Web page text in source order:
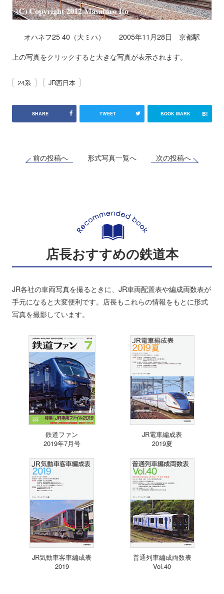
オハネフ25 40（大ミハ） 2005年11月28日 京都駅
上の写真をクリックすると大きな写真が表示されます。
24系 JR西日本
SHARE TWEET BOOK MARK B!
前の投稿へ 形式写真一覧へ 次の投稿へ
店長おすすめの鉄道本
JR各社の車両写真を撮るときに、JR車両配置表や編成両数表が
手元になると大変便利です。店長もこれらの情報をもとに形式
写真を撮影しています。
鉄道ファン
2019年7月号
JR電車編成表
2019夏
JR気動車客車編成表
2019
普通列車編成両数表
Vol.40